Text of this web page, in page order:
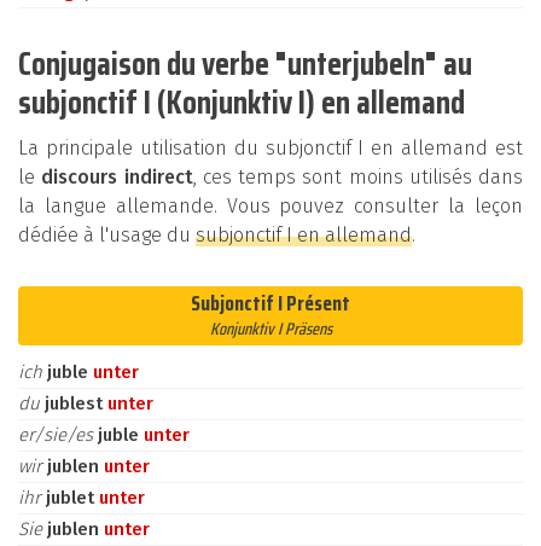
Conjugaison du verbe "unterjubeln" au
subjonctif I (Konjunktiv I) en allemand
La principale utilisation du subjonctif I en allemand est
le discours indirect, ces temps sont moins utilisés dans
la langue allemande. Vous pouvez consulter la leçon
dédiée à l'usage du subjonctif I en allemand.
Subjonctif I Présent
Konjunktiv I Präsens
ich juble unter
du jublest unter
er/sie/es juble unter
wirjublen unter
ihrjublet unter
Sie jublen unter